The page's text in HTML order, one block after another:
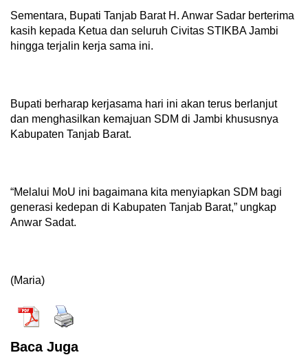
Sementara, Bupati Tanjab Barat H. Anwar Sadar berterima
kasih kepada Ketua dan seluruh Civitas STIKBA Jambi
hingga terjalin kerja sama ini.
Bupati berharap kerjasama hari ini akan terus berlanjut
dan menghasilkan kemajuan SDM di Jambi khususnya
Kabupaten Tanjab Barat.
“Melalui MoU ini bagaimana kita menyiapkan SDM bagi
generasi kedepan di Kabupaten Tanjab Barat,” ungkap
Anwar Sadat.
(Maria)
Baca Juga